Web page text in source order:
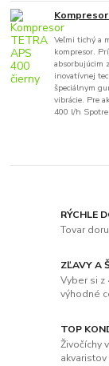
Kompresor
Veľmi tichý a
kompresor.
absorbujúcim
inovatívnej
špeciálnym
vibrácie. Pre
400 l/h
RÝCHLE
Tovar
ZĽAVY A
Vyber si z
výhodné
TOP
Živočíchy